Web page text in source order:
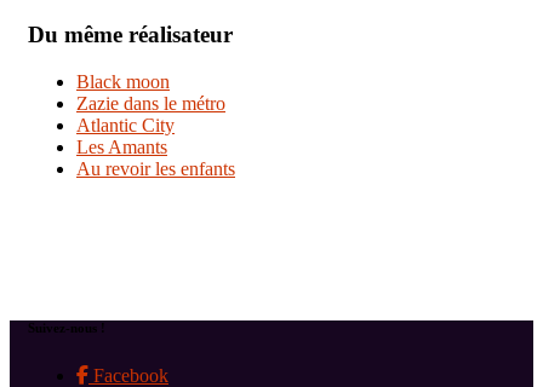
Du même réalisateur
Black moon
Zazie dans le métro
Atlantic City
Les Amants
Au revoir les enfants
Suivez-nous !
Facebook